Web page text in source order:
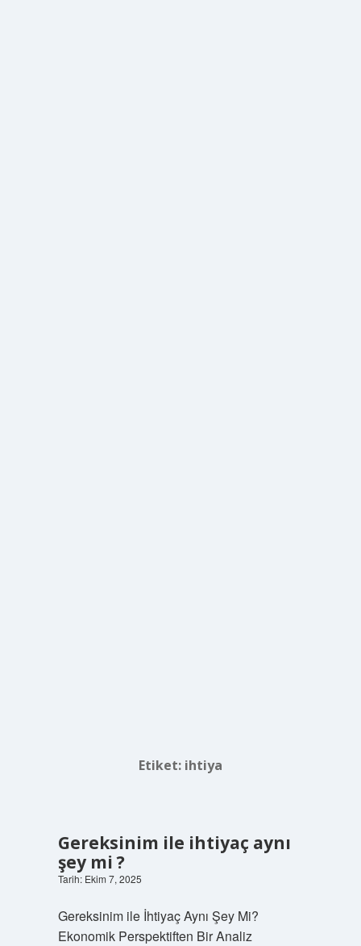
Etiket: ihtiya
Gereksinim ile ihtiyaç aynı
şey mi ?
Tarih: Ekim 7, 2025
Gereksinim ile İhtiyaç Aynı Şey Mi?
Ekonomik Perspektiften Bir Analiz